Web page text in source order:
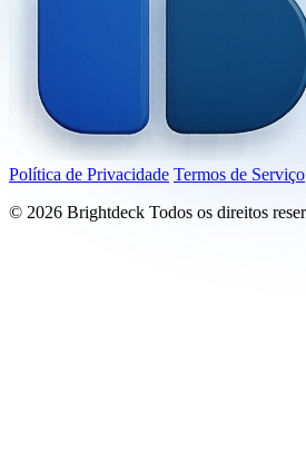
Política de Privacidade Termos de Serviço